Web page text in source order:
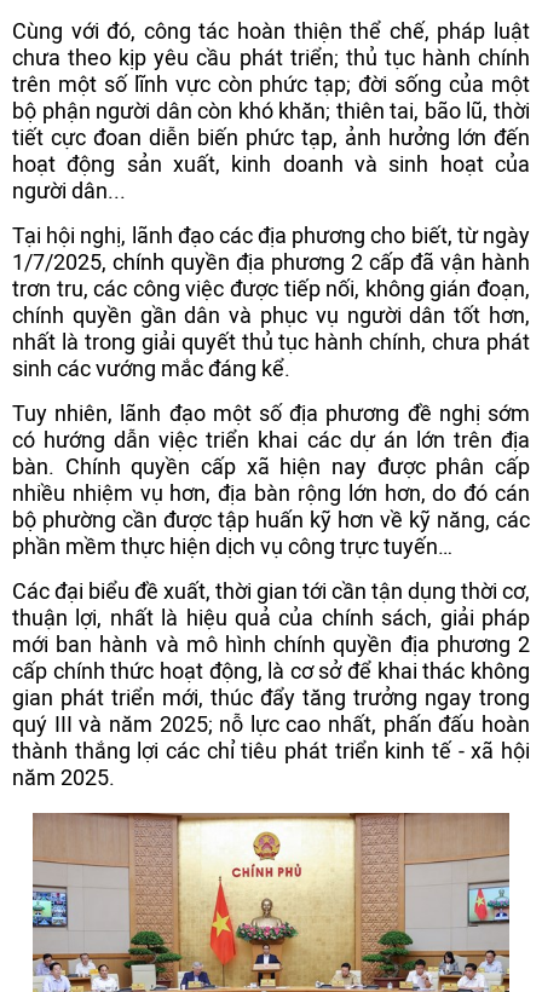
Cùng với đó, công tác hoàn thiện thể chế, pháp luật
chưa theo kịp yêu cầu phát triển; thủ tục hành chính
trên một số lĩnh vực còn phức tạp; đời sống của một
bộ phận người dân còn khó khăn; thiên tai, bão lũ, thời
tiết cực đoan diễn biến phức tạp, ảnh hưởng lớn đến
hoạt động sản xuất, kinh doanh và sinh hoạt của
người dân...
Tại hội nghị, lãnh đạo các địa phương cho biết, từ ngày
1/7/2025, chính quyền địa phương 2 cấp đã vận hành
trơn tru, các công việc được tiếp nối, không gián đoạn,
chính quyền gần dân và phục vụ người dân tốt hơn,
nhất là trong giải quyết thủ tục hành chính, chưa phát
sinh các vướng mắc đáng kể.
Tuy nhiên, lãnh đạo một số địa phương đề nghị sớm
có hướng dẫn việc triển khai các dự án lớn trên địa
bàn. Chính quyền cấp xã hiện nay được phân cấp
nhiều nhiệm vụ hơn, địa bàn rộng lớn hơn, do đó cán
bộ phường cần được tập huấn kỹ hơn về kỹ năng, các
phần mềm thực hiện dịch vụ công trực tuyến…
Các đại biểu đề xuất, thời gian tới cần tận dụng thời cơ,
thuận lợi, nhất là hiệu quả của chính sách, giải pháp
mới ban hành và mô hình chính quyền địa phương 2
cấp chính thức hoạt động, là cơ sở để khai thác không
gian phát triển mới, thúc đẩy tăng trưởng ngay trong
quý III và năm 2025; nỗ lực cao nhất, phấn đấu hoàn
thành thắng lợi các chỉ tiêu phát triển kinh tế - xã hội
năm 2025.